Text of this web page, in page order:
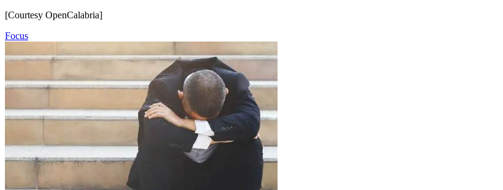
[Courtesy OpenCalabria]
Focus